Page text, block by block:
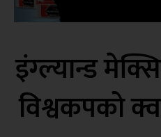
इंग्ल्यान्ड
विश्वकपको